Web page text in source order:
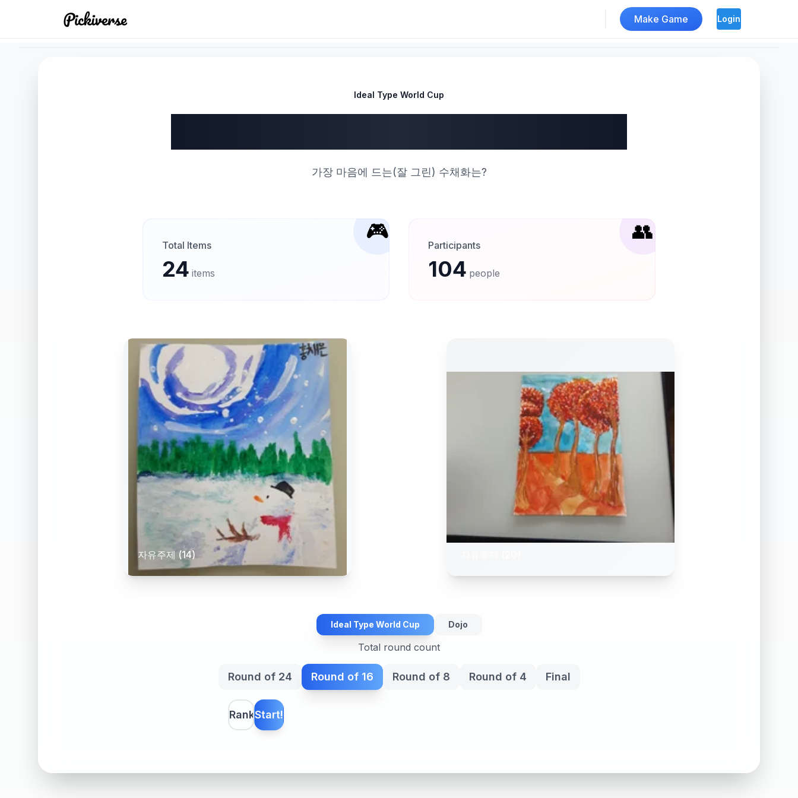
Make Game
Login
Ideal Type World Cup
가장 마음에 드는(잘 그린) 수채화는?
🎮
Total Items
24 items
👥
Participants
104 people
자유주제 (14)
Ideal Type World Cup Dojo
Total round count
Round of 24 Round of 16 Round of 8 Round of 4 Final
RankStart!